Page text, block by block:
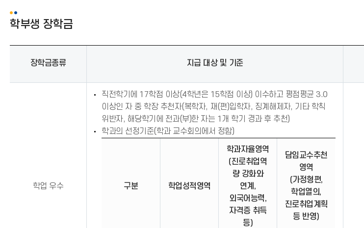
학부생 장학금
장학금종류 지급 대상 및 기준
학업 우수
직전학기에 17학점 이상(4학년은 15학점 이상) 이수하고 평점평균 3.0
이상인 자 중 학장 추천자(복학자, 재(편)입학자, 징계해제자, 기타 학칙
위반자, 해당학기에 전과(부)한 자는 1개 학기 경과 후 추천)
학과의 선정기준(학과 교수회의에서 정함)
구분 학업성적영역
학과자율영역
(진로취업역
량 강화와
연계,
외국어능력,
자격증 취득
등)
담임교수추천
영역
(가정형편,
학업열의,
진로취업계획
등 반영)